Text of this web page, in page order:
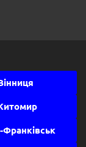
Франківськ